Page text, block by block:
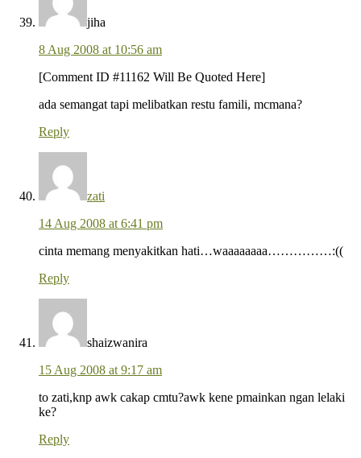
jiha
8 Aug 2008 at 10:56 am
[Comment ID #11162 Will Be Quoted Here]
ada semangat tapi melibatkan restu famili, mcmana?
Reply
zati
14 Aug 2008 at 6:41 pm
cinta memang menyakitkan hati…waaaaaaaa……………:((
Reply
shaizwanira
15 Aug 2008 at 9:17 am
to zati,knp awk cakap cmtu?awk kene pmainkan ngan lelaki
ke?
Reply